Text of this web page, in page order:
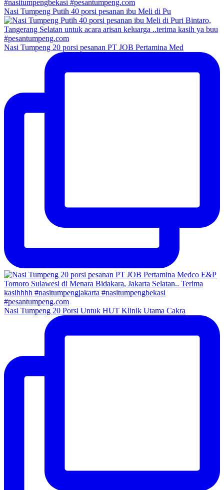
Nasi Tumpeng Putih 40 porsi pesanan ibu Meli di Pu
Nasi Tumpeng 20 porsi pesanan PT JOB Pertamina Med
Nasi Tumpeng 20 Porsi Untuk HUT Klinik Utama Cakra